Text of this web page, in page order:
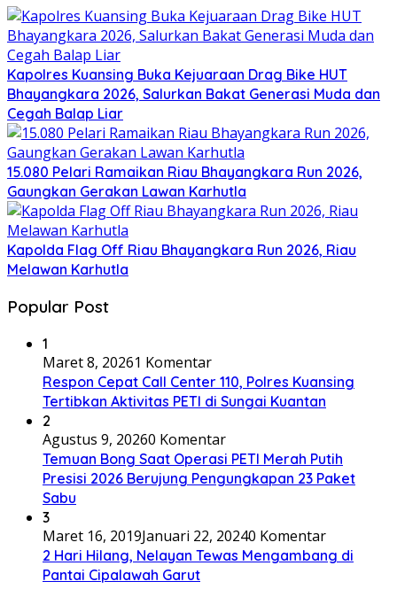
Kapolres Kuansing Buka Kejuaraan Drag Bike HUT
Bhayangkara 2026, Salurkan Bakat Generasi Muda dan
Cegah Balap Liar
15.080 Pelari Ramaikan Riau Bhayangkara Run 2026,
Gaungkan Gerakan Lawan Karhutla
Kapolda Flag Off Riau Bhayangkara Run 2026, Riau
Melawan Karhutla
Popular Post
1
Maret 8, 20261 Komentar
Respon Cepat Call Center 110, Polres Kuansing
Tertibkan Aktivitas PETI di Sungai Kuantan
2
Agustus 9, 20260 Komentar
Temuan Bong Saat Operasi PETI Merah Putih
Presisi 2026 Berujung Pengungkapan 23 Paket
Sabu
3
Maret 16, 2019Januari 22, 20240 Komentar
2 Hari Hilang, Nelayan Tewas Mengambang di
Pantai Cipalawah Garut